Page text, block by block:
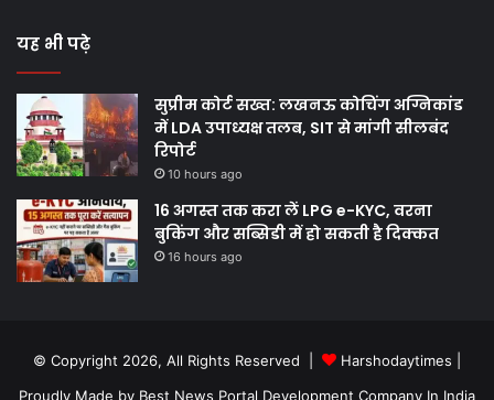
यह भी पढ़े
सुप्रीम कोर्ट सख्त: लखनऊ कोचिंग अग्निकांड
में LDA उपाध्यक्ष तलब, SIT से मांगी सीलबंद
रिपोर्ट
10 hours ago
16 अगस्त तक करा लें LPG e-KYC, वरना
बुकिंग और सब्सिडी में हो सकती है दिक्कत
16 hours ago
© Copyright 2026, All Rights Reserved | Harshodaytimes
Proudly Made by Best News Portal Development Company In India